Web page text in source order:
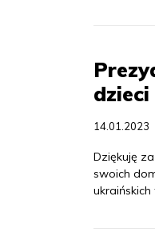
14.01.2023
Dziękuję
swoich